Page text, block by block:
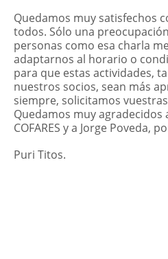
Quedamos muy satisfechos
todos. Sólo una
personas como esa charla
adaptarnos al horario o
para que estas actividades,
nuestros socios, sean más
siempre, solicitamos
Quedamos muy agradecidos
COFARES y a Jorge Poveda,
Puri Titos.